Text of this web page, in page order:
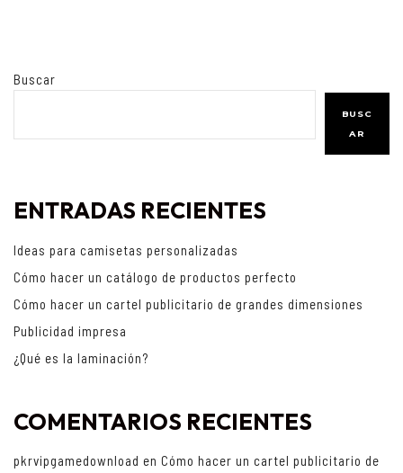
Buscar
BUSC
AR
ENTRADAS RECIENTES
Ideas para camisetas personalizadas
Cómo hacer un catálogo de productos perfecto
Cómo hacer un cartel publicitario de grandes dimensiones
Publicidad impresa
¿Qué es la laminación?
COMENTARIOS RECIENTES
pkrvipgamedownload en Cómo hacer un cartel publicitario de